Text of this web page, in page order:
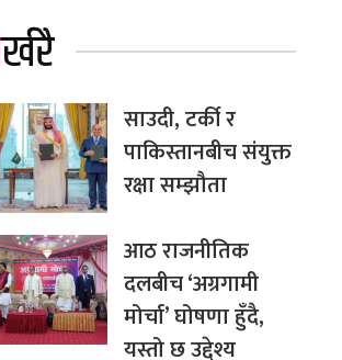
भर्खरै
साउदी, टर्की र
पाकिस्तानबीच संयुक्त
रक्षा सम्झौता
आठ राजनीतिक
दलबीच ‘अग्रगामी
मोर्चा’ घोषणा हुँदै,
यस्तो छ उद्देश्य